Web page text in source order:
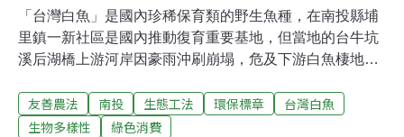
「台灣白魚」是國內珍稀保育類的野生魚種，在南投縣埔
里鎮一新社區是國內推動復育重要基地，但當地的台牛坑
溪后湖橋上游河岸因豪雨沖刷崩塌，危及下游白魚棲地被
治，施工前後評估魚隻移置與放流。水土保持局南投分局
指出，埔里鎮一新社區內的樟湖坑、台牛坑、煙寮坑等3
友善農法 南投 生態工法 環保標章
台灣白魚
生物多樣性
綠色消費